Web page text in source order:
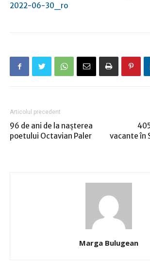
2022-06-30_ro
Articolul precedent
96 de ani de la nașterea
poetului Octavian Paler
vacante în
Marga Bulugean